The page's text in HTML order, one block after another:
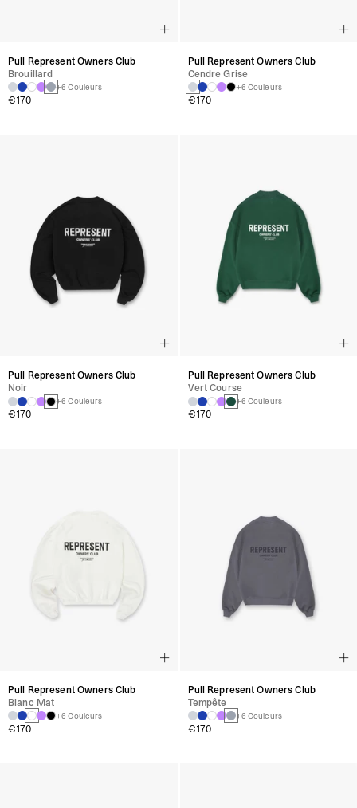
Pull Represent Owners Club
Brouillard
+6 Couleurs
€170
Pull Represent Owners Club
Cendre Grise
+6 Couleurs
€170
Pull Represent Owners Club
Noir
+6 Couleurs
€170
Pull Represent Owners Club
Vert Course
+6 Couleurs
€170
Pull Represent Owners Club
Blanc Mat
+6 Couleurs
€170
Pull Represent Owners Club
Tempête
+6 Couleurs
€170